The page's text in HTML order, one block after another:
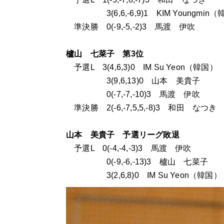
3(6,6,-6,9)1 KIM Youngmin（韓
準決勝 0(-9,-5,-2)3 馬渡 伊吹
櫨山 七菜子 第3位
予選L 3(4,6,3)0 IM Su Yeon（韓国）
3(9,6,13)0 山本 美貴子
0(-7,-7,-10)3 馬渡 伊吹
準決勝 2(-6,-7,5,5,-8)3 和田 なつき
山本 美貴子 予選リーグ敗退
予選L 0(-4,-4,-3)3 馬渡 伊吹
0(-9,-6,-13)3 櫨山 七菜子
3(2,6,8)0 IM Su Yeon（韓国）